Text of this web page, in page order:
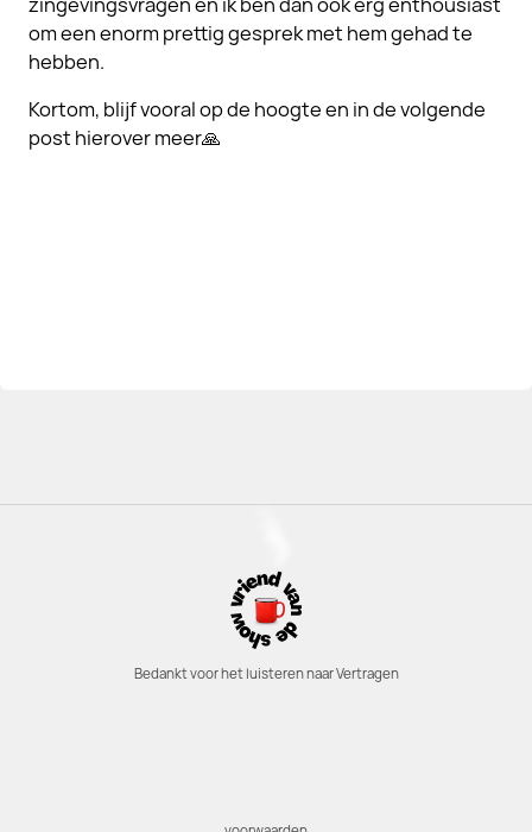
om een enorm prettig gesprek met hem gehad te
hebben.
Kortom, blijf vooral op de hoogte en in de volgende
post hierover meer🙏
Bedankt voor het luisteren naar Vertragen